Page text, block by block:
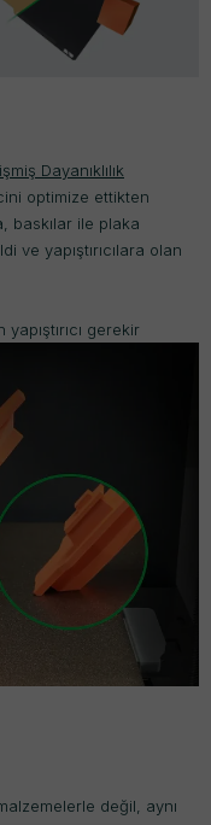
Dayanıklılık
optimize ettikten
baskılar ile plaka
ve yapıştırıcılara olan
gerekir
değil, aynı